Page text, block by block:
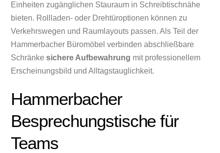
Einheiten zugänglichen Stauraum in Schreibtischnähe
bieten. Rollladen- oder Drehtüroptionen können zu
Verkehrswegen und Raumlayouts passen. Als Teil der
Hammerbacher Büromöbel verbinden abschließbare
Schränkesichere Aufbewahrung mit professionellem
Erscheinungsbild und Alltagstauglichkeit.
Hammerbacher
Besprechungstische für
Teams